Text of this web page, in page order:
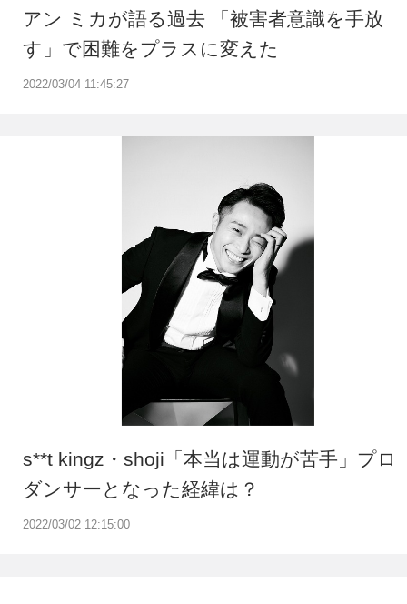
2022/03/04 11:45:27
アン ミカが語る過去 「被害者意識を手放
す」で困難をプラスに変えた
2022/03/02 12:15:00
s**t kingz・shoji「本当は運動が苦手」プロ
ダンサーとなった経緯は？